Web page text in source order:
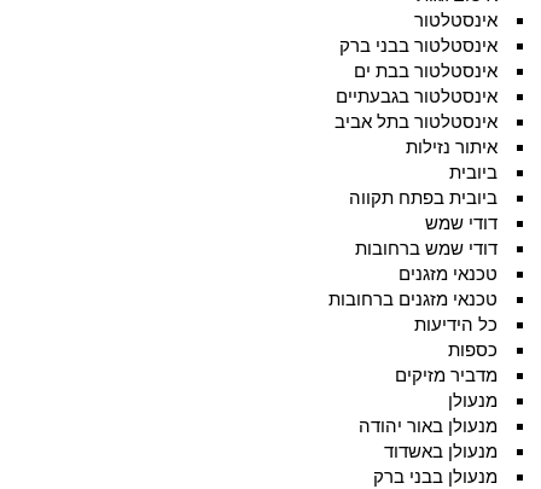
אינסטלטור
אינסטלטור בבני ברק
אינסטלטור בבת ים
אינסטלטור בגבעתיים
אינסטלטור בתל אביב
איתור נזילות
ביובית
ביובית בפתח תקווה
דודי שמש
דודי שמש ברחובות
טכנאי מזגנים
טכנאי מזגנים ברחובות
כל הידיעות
כספות
מדביר מזיקים
מנעולן
מנעולן באור יהודה
מנעולן באשדוד
מנעולן בבני ברק